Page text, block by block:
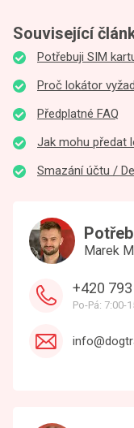
Související
Potřebuji SIM
Proč lokátor
Předplatné FAQ
Jak mohu předat
Smazání účtu /
Marek
+420
Po-Pá: 7:00-